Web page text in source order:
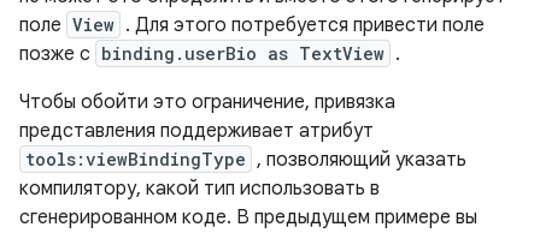
поле View . Для этого потребуется привести поле
позже с binding.userBio as TextView .
Чтобы обойти это ограничение, привязка
представления поддерживает атрибут
tools:viewBindingType , позволяющий указать
компилятору, какой тип использовать в
сгенерированном коде. В предыдущем примере вы